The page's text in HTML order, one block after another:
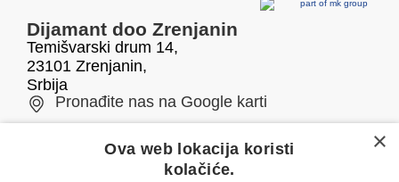
Dijamant doo Zrenjanin
Temišvarski drum 14,
23101 Zrenjanin,
Srbija
Pronađite nas na Google karti
Telefon/fax E-mail ×
Ova web lokacija koristi
kolačiće.